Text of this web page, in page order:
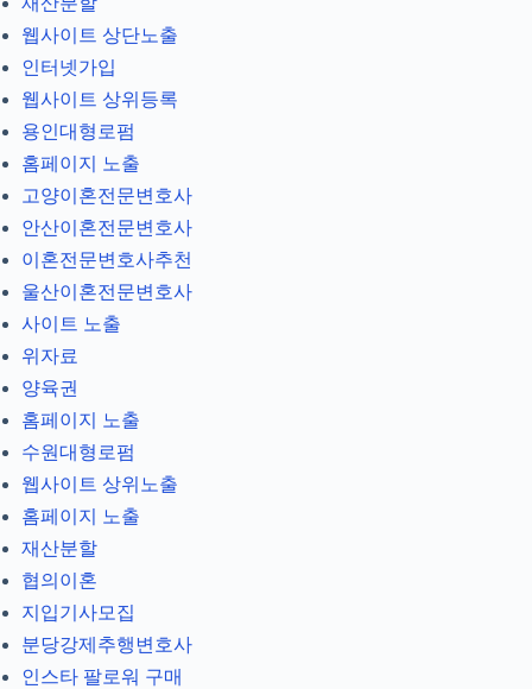
웹사이트 상단노출
인터넷가입
웹사이트 상위등록
용인대형로펌
홈페이지 노출
고양이혼전문변호사
안산이혼전문변호사
이혼전문변호사추천
울산이혼전문변호사
사이트 노출
위자료
양육권
홈페이지 노출
수원대형로펌
웹사이트 상위노출
홈페이지 노출
재산분할
협의이혼
지입기사모집
분당강제추행변호사
인스타 팔로워 구매